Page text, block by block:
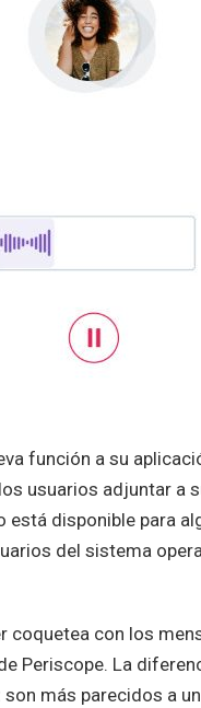
función a su
usuarios adjuntar a
disponible para
del sistema
coquetea con los
Periscope. La
más parecidos a